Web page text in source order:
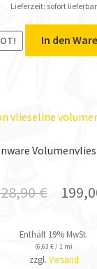
Lieferzeit: sofort lieferbar
In den
Volumenvlies
€
Enthält 19% MwSt.
(6,63 €/ 1 m)
zzgl. Versand